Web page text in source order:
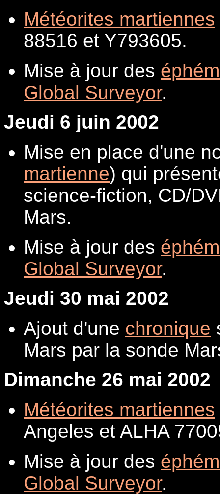
Météorites martiennes
88516 et Y793605.
Mise à jour des
Global Surveyor.
Jeudi 6 juin 2002
Mise en place d'une
martienne) qui
science-fiction, CD/
Mars.
Mise à jour des
Global Surveyor.
Jeudi 30 mai 2002
Ajout d'une chronique
Mars par la sonde
Dimanche 26 mai 2002
Météorites martiennes
Angeles et ALHA
Mise à jour des
Global Surveyor.